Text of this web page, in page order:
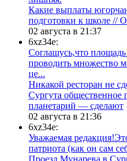
Какие выплаты
подготовки к школе
02 августа в 21:37
6xz34e:
Соглашусь,что
проводить множество
це...
​Никакой ресторан не
Сургута общественное
планетарий — сделают
02 августа в 21:36
6xz34e:
Уважаемая
патриота (как он сам
​Проезд Мунарева в